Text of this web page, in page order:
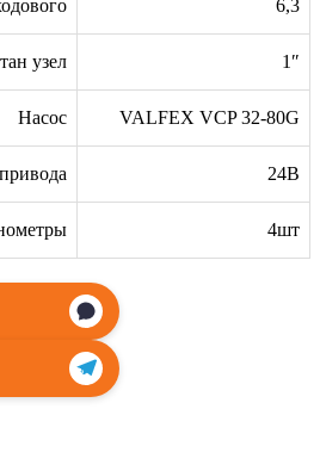
6,3
узел 1″
Насос VALFEX VCP 32-80G
24В
4шт